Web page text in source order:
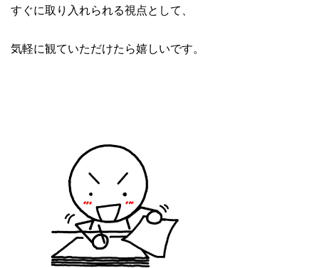
すぐに取り入れられる視点として、
気軽に観ていただけたら嬉しいです。